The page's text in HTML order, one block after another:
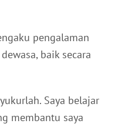
pengalaman
baik secara
Saya belajar
membantu saya